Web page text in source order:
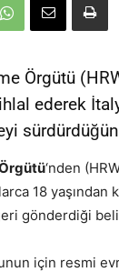
Örgütü
ederek
‘nden
18 yaşından
gönderdiği
için resmi